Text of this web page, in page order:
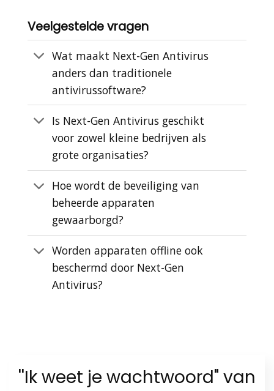
Veelgestelde vragen
Wat maakt Next-Gen Antivirus
anders dan traditionele
antivirussoftware?
Is Next-Gen Antivirus geschikt
voor zowel kleine bedrijven als
grote organisaties?
Hoe wordt de beveiliging van
beheerde apparaten
gewaarborgd?
Worden apparaten offline ook
beschermd door Next-Gen
Antivirus?
''Ik weet je wachtwoord" van